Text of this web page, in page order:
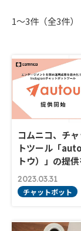
1〜3件（全3件）
コムニコ、チ
トツール「
トウ）」の提
2023.03.31
チャットボット